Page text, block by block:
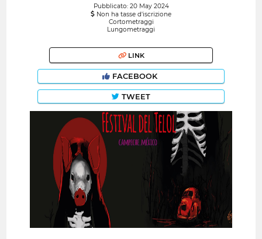
Pubblicato: 20 May 2024
Non ha tasse d'iscrizione
Cortometraggi
Lungometraggi
LINK
FACEBOOK
TWEET